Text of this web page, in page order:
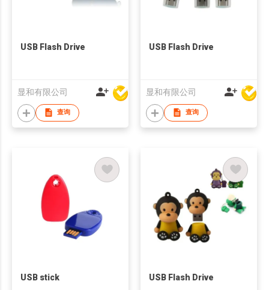
USB Flash Drive
显和有限公司
查询
USB Flash Drive
显和有限公司
查询
USB stick USB Flash Drive